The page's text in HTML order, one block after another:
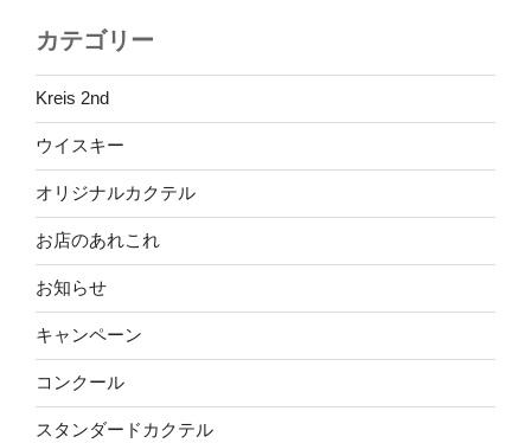
カテゴリー
Kreis 2nd
ウイスキー
オリジナルカクテル
お店のあれこれ
お知らせ
キャンペーン
コンクール
スタンダードカクテル